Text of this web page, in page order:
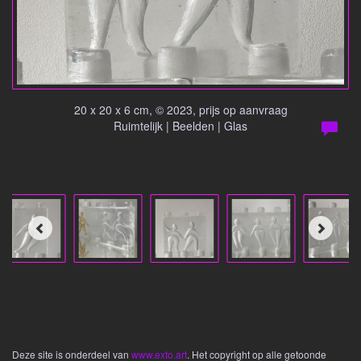
20 x 20 x 6 cm, © 2023, prijs op aanvraag
Ruimtelijk | Beelden | Glas
Deze site is onderdeel van www.exto.art. Het copyright op alle getoonde